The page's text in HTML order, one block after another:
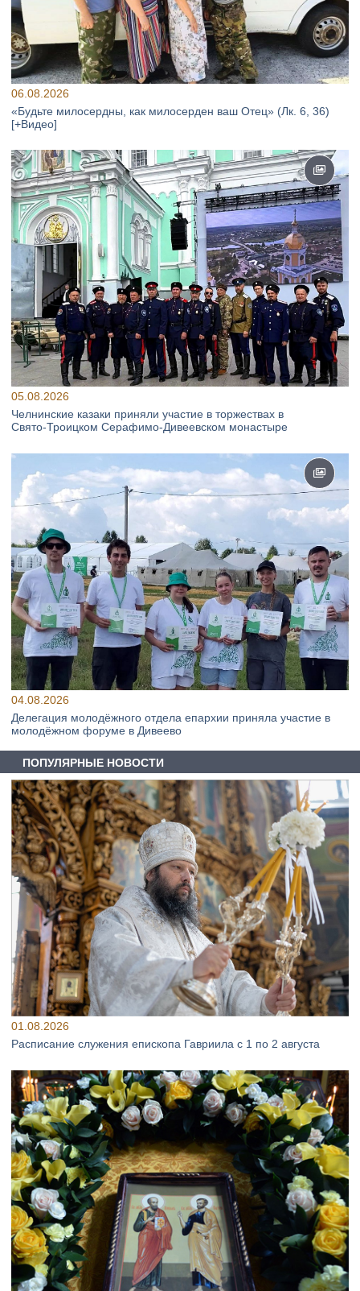
06.08.2026
«Будьте милосердны, как милосерден ваш Отец» (Лк. 6, 36)
[+Видео]
05.08.2026
Челнинские казаки приняли участие в торжествах в
Свято‑Троицком Серафимо‑Дивеевском монастыре
04.08.2026
Делегация молодёжного отдела епархии приняла участие в
молодёжном форуме в Дивеево
ПОПУЛЯРНЫЕ НОВОСТИ
01.08.2026
Расписание служения епископа Гавриила с 1 по 2 августа